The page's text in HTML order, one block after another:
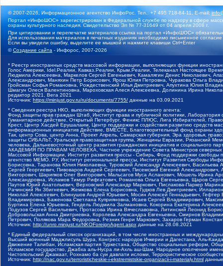
© 2007-2026, Информационное агентство ИнфоРос. Тел.: +7 495 718-84-11, E-mail:
Портал «ИнфоШОС» зарегистрирован в Федеральной службе по надзору в сфере
охраны культурного наследия. Свидетельство Эл № 77-31649 от 04 апреля 2008 г.
При цитировании и перепечатке материалов ссылка на портал «ИнфоШОС»
Для использования материалов в печатных изданиях необходимо письменное
Если вы увидели ошибку, выделите ее мышкой и нажмите клавиши Ctrl+Enter
©Создание сайта - Инфорос, 2007-2026
* Реестр иностранных средств массовой информации, выполняющих функции
Голос Америки, Idel.Реалии, Кавказ.Реалии, Крым.Реалии, Телеканал Настоящее
Людмила Алексеевна, Маркелов Сергей Евгеньевич, Камалягин Денис Николаевич,
Александрович, Маняхин Петр Борисович, Ярош Юлия Петровна, Чуракова Ольга
Гройсман Софья Романовна, Рождественский Илья Дмитриевич, Апухтина Юлия
Шмагун Олеся Валентиновна, Мароховская Алеся Алексеевна, Долинина Ирина
редактор 2021, Вега 2021
Источник: https://minjust.gov.ru/ru/documents/7755/ данные на 03.09.2021
* Сведения реестра НКО, выполняющих функции иностранного агента:
Фонд защиты прав граждан Штаб, Институт права и публичной политики,
Гуманитарное действие, Открытый Петербург, Феникс ПЛЮС, Лига Избирателей,
Крест, Центр Хасдей Ерушалаим, Центр поддержки и содействия развитию средств
информационных инициатив Действие, ВМЕСТЕ, Благотворительный фонд охраны
Так, центр Сова, центр Анна, Проект Апрель, Самарская губерния, Эра здоровья,
защиты СИБАЛЬТ, Уральская правозащитная группа, Женщины Евразии, Рязанский
человека, Дальневосточный центр развития гражданских инициатив и социального
АКАДЕМИЯ ПО ПРАВАМ ЧЕЛОВЕКА, Частное учреждение Совета Министров северных
Массовой Информации, Институт развития прессы - Сибирь, Фонд поддержки
агентство МЕМО. РУ, Институт региональной прессы, Институт Развития Свободы
Борисовна, Таранова Юлия Николаевна, Туровский Александр Алексеевич,
Сергей Георгиевич, Пивоваров Андрей Сергеевич, Писемский Евгений
Викторович, Шарипков Олег Викторович, Мальсагов Муса Асланович, Мошель Ирина
Александровна, Исламов Тимур Рифгатович, Романова Ольга Евгеньевна, Щаров
Паутов Юрий Анатольевич, Верховский Александр Маркович, Пислакова-Паркер
Рачинский Ян Збигневич, Жемкова Елена Борисовна, Гудков Лев Дмитриевич,
Николай Алексеевич, Блинушов Андрей Юрьевич, Мосин Алексей Геннадьевич,
Владимировна, Баженова Светлана Куприяновна, Исаев Сергей Владимирович,
Буртина Елена Юрьевна, Гендель Людмила Залмановна, Кокорина Екатерина
Подузов Сергей Васильевич, Протасова Ирина Вячеславовна, Литинский Леонид
Добровольская Анна Дмитриевна, Королева Александра Евгеньевна, Смирнов
Петрович, Полякова Мара Федоровна, Резник Генри Маркович, Захаров Герман
Источник: http://unro.minjust.ru/NKOForeignAgent.aspx данные на 28.08.2021
* Единый федеральный список организаций, в том числе иностранных и
Высший военный Маджлисуль Шура, Конгресс народов Ичкерии и Дагестана, Аль-
Движение Талибан, Исламская партия Туркестана, Общество социальных реформ,
Исламское государство, Джабха аль-Нусра ли-Ахль аш-Шам, Народное ополчение
Чистопольский Джамаат, Рохнамо ба суи давлати исломи, Террористическое
Источник: http://nac.gov.ru/terroristicheskie-i-ekstremistskie-organizacii-i-materialy.html